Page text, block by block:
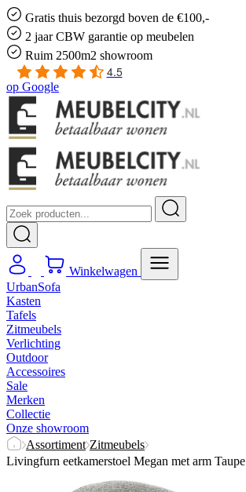
Gratis thuis bezorgd boven de €100,-
2 jaar CBW garantie op meubelen
Ruim 2500m2 showroom
4.5
op Google
Winkelwagen
UrbanSofa
Kasten
Tafels
Zitmeubels
Verlichting
Outdoor
Accessoires
Sale
Merken
Collectie
Onze showroom
Assortiment Zitmeubels
Livingfurn eetkamerstoel Megan met arm Taupe